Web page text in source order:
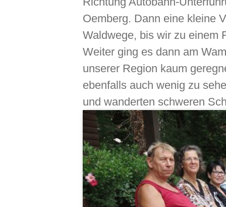
Oemberg. Dann eine kleine
Waldwege, bis wir zu einem
Weiter ging es dann am
unserer Region kaum
ebenfalls auch wenig zu
und wanderten schweren